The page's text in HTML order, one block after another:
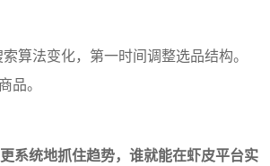
算法变化，第一时间调整选品结构。
品。
系统地抓住趋势，谁就能在虾皮平台实